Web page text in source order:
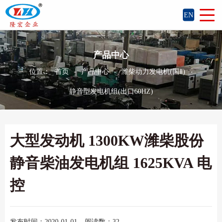
EN
产品中心
位置： 首页 - 产品中心 - 潍柴动力发电机(国Ⅱ) -
静音型发电机组(出口60HZ)
大型发动机 1300KW潍柴股份
静音柴油发电机组 1625KVA 电
控